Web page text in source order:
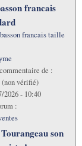
francais
francais taille
de :
vérifié)
2026 - 10:40
:
son